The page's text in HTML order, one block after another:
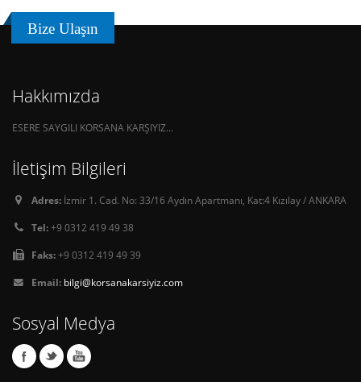
Bize Ulaşın
Hakkımızda
ESERE SAYGILI KORSANA KARŞIYIZ...
İletişim Bilgileri
Adres: İzmir 1. Cad. No: 33/16 Aydın Apartmanı, Kat:4 Kızılay / ANKARA
Tel:+9 0312 419 49 38
Faks:+9 0312 419 49 39
Email: bilgi@korsanakarsiyiz.com
Sosyal Medya